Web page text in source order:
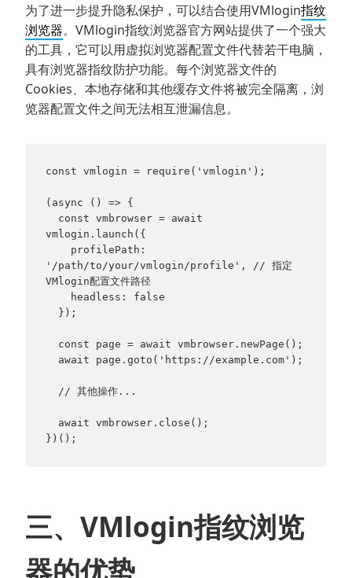
为了进一步提升隐私保护，可以结合使用VMlogin指纹
浏览器。VMlogin指纹浏览器官方网站提供了一个强大
的工具，它可以用虚拟浏览器配置文件代替若干电脑，
具有浏览器指纹防护功能。每个浏览器文件的
Cookies、本地存储和其他缓存文件将被完全隔离，浏
览器配置文件之间无法相互泄漏信息。
const vmlogin = require('vmlogin');
(async () => {
vmlogin.launch({
'/path/to/your/vmlogin/profile', // 指定
VMlogin配置文件路径
})();
三、VMlogin指纹浏览
器的优势